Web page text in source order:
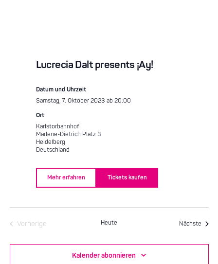
Lucrecia Dalt presents ¡Ay!
Datum und Uhrzeit
Samstag, 7. Oktober 2023 ab 20:00
Ort
Karlstorbahnhof
Marlene-Dietrich Platz 3
Heidelberg
Deutschland
Mehr erfahren Tickets kaufen
Vorherige
Heute Nächste
Kalender abonnieren